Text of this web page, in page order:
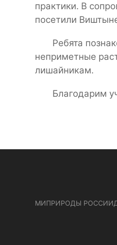
практики. В
посетили
Ребята
неприметные
лишайникам.
Благодарим
МИПРИРОДЫ РОССИИ